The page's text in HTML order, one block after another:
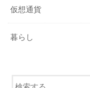
仮想通貨
暮らし